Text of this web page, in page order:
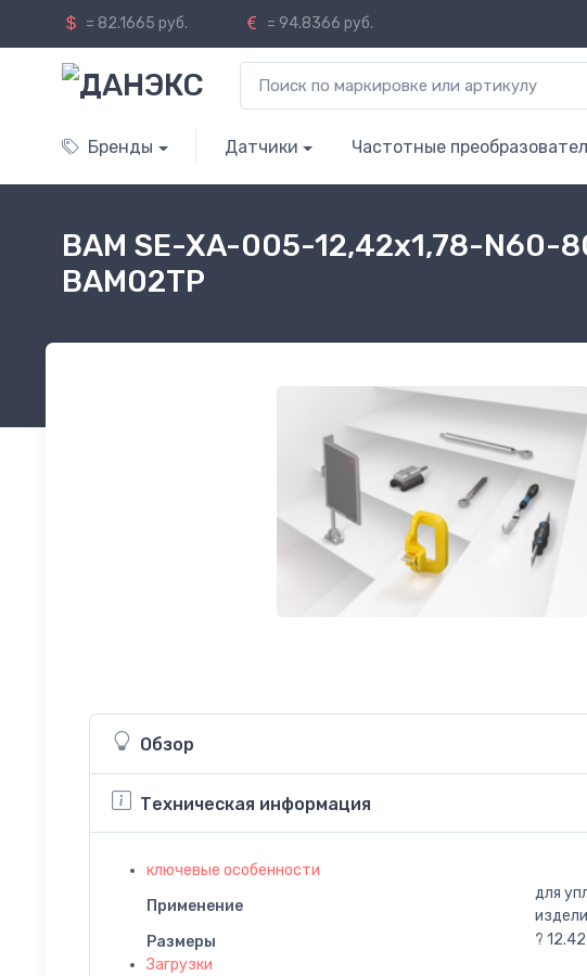
= 82.1665 руб. = 94.8366 руб.
Бренды Датчики Частотные
BAM SE-XA-005-12,42x1,78-N60-
BAM02TP
Обзор
Техническая информация
ключевые особенности
Применение
для
Размеры
?
Загрузки